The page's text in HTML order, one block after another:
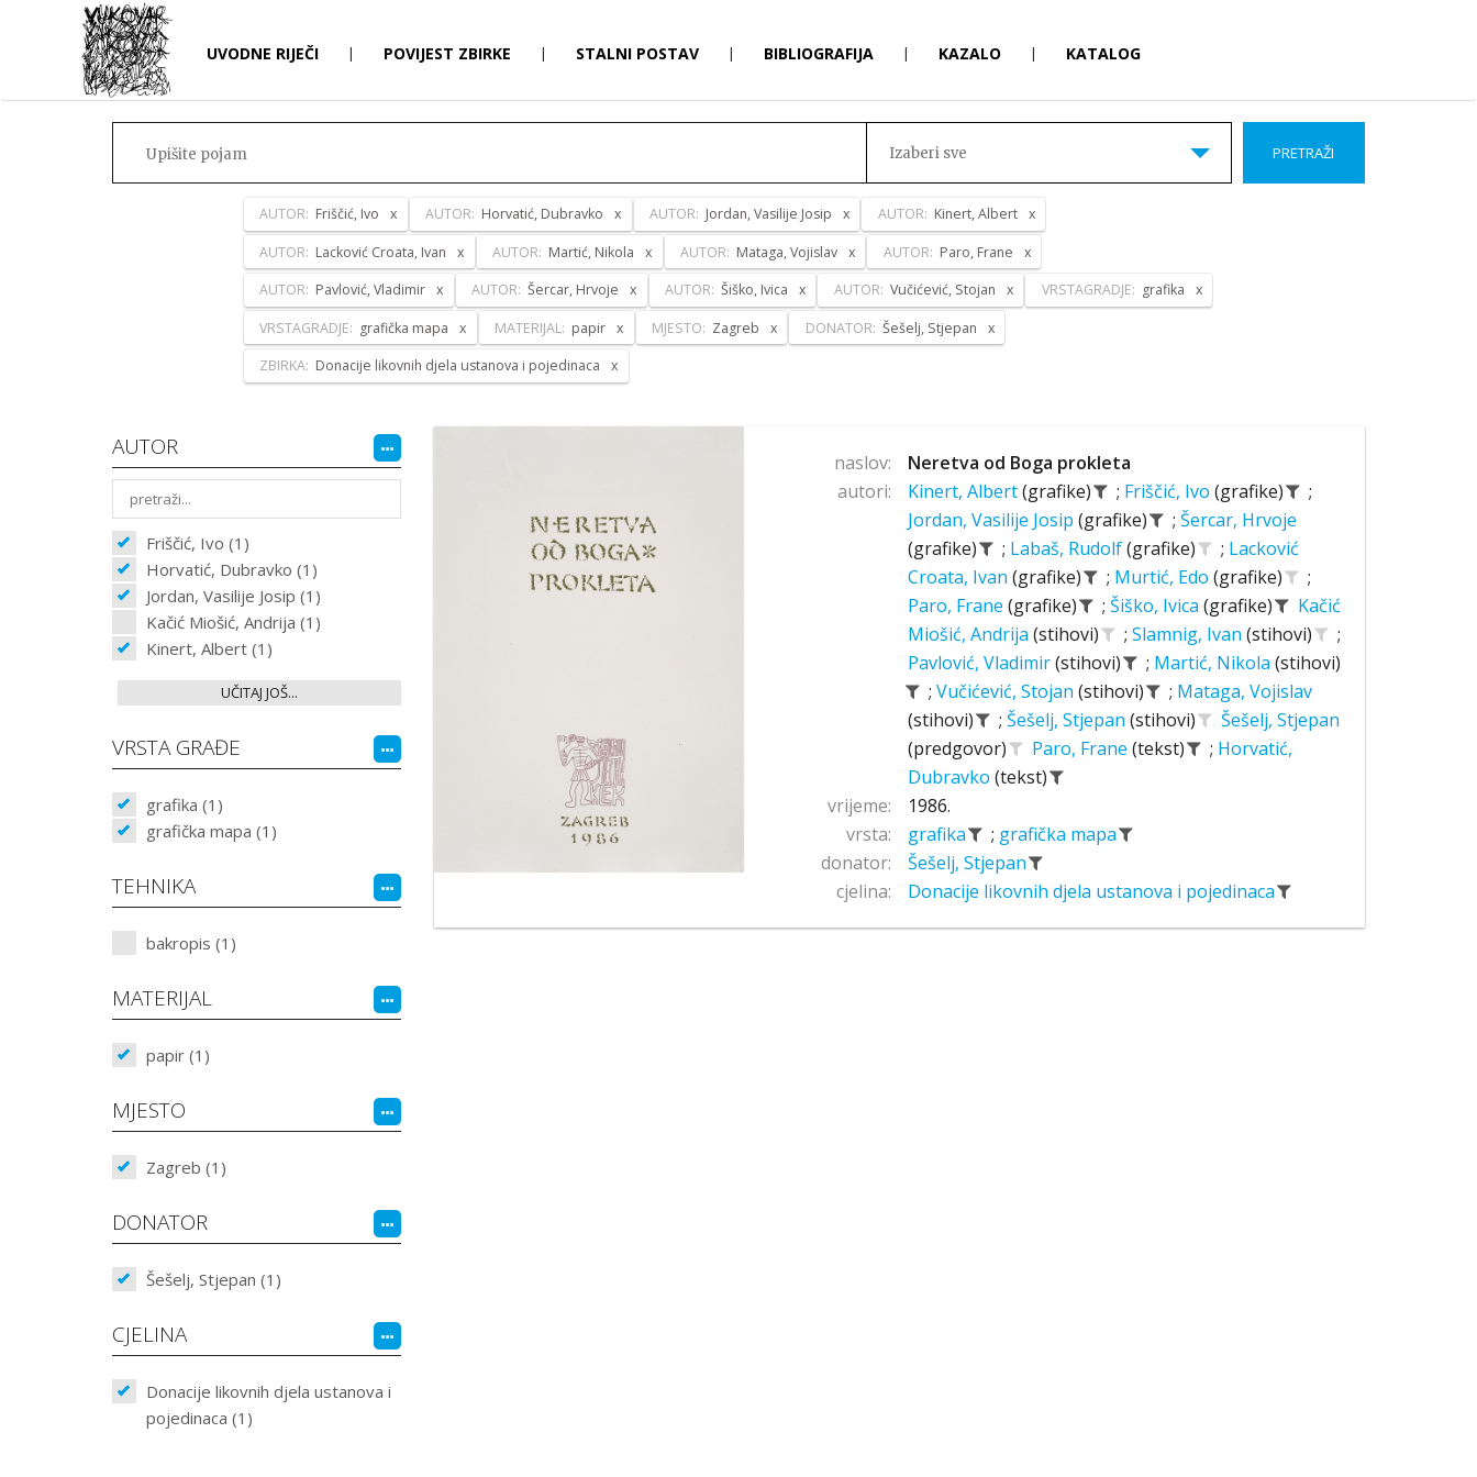
UVODNE RIJEČI | POVIJEST ZBIRKE | STALNI POSTAV | BIBLIOGRAFIJA | KAZALO | KATALOG
Izaberi sve PRETRAŽI
AUTOR: Friščić, Ivo AUTOR: Horvatić, Dubravko AUTOR: Jordan, Vasilije Josip AUTOR: Kinert, Albert
AUTOR: Lacković Croata, Ivan AUTOR: Martić, Nikola AUTOR: Mataga, Vojislav AUTOR: Paro, Frane
AUTOR: Pavlović, Vladimir AUTOR: Šercar, Hrvoje AUTOR: Šiško, Ivica AUTOR: Vučićević, Stojan VRSTAGRADJE: grafika
VRSTAGRADJE: grafička mapa MATERIJAL: papir MJESTO: Zagreb DONATOR: Šešelj, Stjepan
ZBIRKA: Donacije likovnih djela ustanova i pojedinaca
AUTOR
Friščić, Ivo (1)
Horvatić, Dubravko (1)
Jordan, Vasilije Josip (1)
Kačić Miošić, Andrija (1)
Kinert, Albert (1)
UČITAJ JOŠ...
VRSTA GRAĐE
grafika (1)
grafička mapa (1)
TEHNIKA
bakropis (1)
MATERIJAL
papir (1)
MJESTO
Zagreb (1)
DONATOR
Šešelj, Stjepan (1)
CJELINA
Donacije likovnih djela ustanova i
pojedinaca (1)
naslov:
Neretva od Boga prokleta
autori:
Kinert, Albert(grafike) ; Friščić, Ivo (grafike)
;
Jordan, Vasilije Josip (grafike) ; Šercar, Hrvoje
(grafike)
; Labaš, Rudolf(grafike) ; Lacković
Croata, Ivan (grafike) ; Murtić, Edo (grafike)
;
Paro, Frane (grafike) ; Šiško, Ivica (grafike)
Kačić
Miošić, Andrija (stihovi) ; Slamnig, Ivan (stihovi)
;
Pavlović, Vladimir(stihovi) ; Martić, Nikola (stihovi)
; Vučićević, Stojan (stihovi) ; Mataga, Vojislav
(stihovi)
; Šešelj, Stjepan (stihovi)
Šešelj, Stjepan
(predgovor)
Paro, Frane (tekst) ; Horvatić,
Dubravko (tekst)
vrijeme:
1986.
vrsta:
grafika ; grafička mapa
donator:
Šešelj, Stjepan
cjelina:
Donacije likovnih djela ustanova i pojedinaca